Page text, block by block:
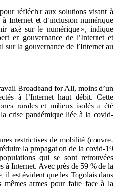
réfléchir aux solutions visant à
à Internet et d’inclusion numérique
axé sur le numérique », indique
en gouvernance de l’Internet et
sur la gouvernance de l’Internet au
Broadband for All, moins d’un
à l’Internet haut débit. Cette
rurales et milieux isolés a été
crise pandémique liée à la covid-
restrictives de mobilité (couvre-
la propagation de la covid-19
qui se sont retrouvées
à Internet. Avec près de 59 % de la
il est évident que les Togolais dans
mêmes armes pour faire face à la